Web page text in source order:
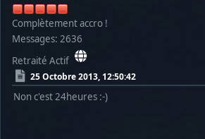
Complètement accro !
Messages: 2636
Retraité Actif
25 Octobre 2013, 12:50:42
Non c'est 24heures :-)